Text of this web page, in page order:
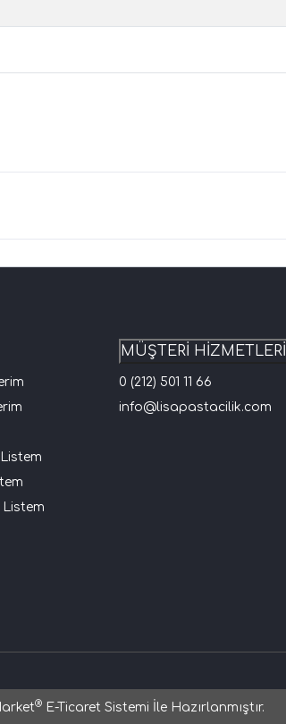
MÜŞTERİ HİZMETLERİ
0 (212) 501 11 66
info@lisapastacilik.com
®E-Ticaret Sistemi İle Hazırlanmıştır.